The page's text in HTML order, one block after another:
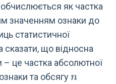
обчислюється як частка
значенням ознаки до
статистичної
сказати, що відносна
– це частка абсолютної
та обсягуn
n